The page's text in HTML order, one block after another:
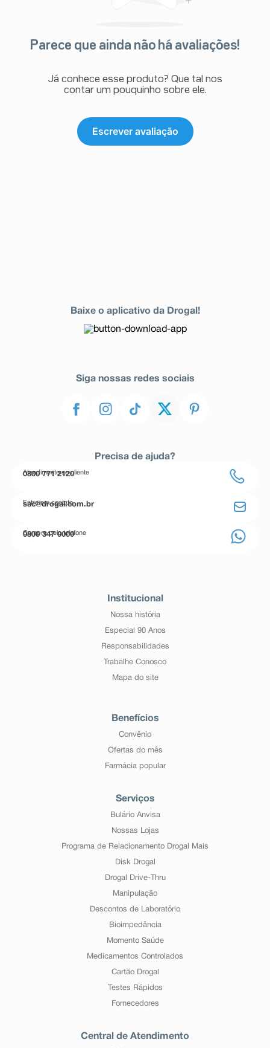
Parece que ainda não há avaliações!
Já conhece esse produto? Que tal nos
contar um pouquinho sobre ele.
Escrever avaliação
Baixe o aplicativo da Drogal!
Siga nossas redes sociais
Precisa de ajuda?
Atendimento ao cliente
0800 771 2120
Entre em contato
sac@drogal.com.br
Compre pelo telefone
0800 347 0000
Institucional
Nossa história
Especial 90 Anos
Responsabilidades
Trabalhe Conosco
Mapa do site
Benefícios
Convênio
Ofertas do mês
Farmácia popular
Serviços
Bulário Anvisa
Nossas Lojas
Programa de Relacionamento Drogal Mais
Disk Drogal
Drogal Drive-Thru
Manipulação
Descontos de Laboratório
Bioimpedância
Momento Saúde
Medicamentos Controlados
Cartão Drogal
Testes Rápidos
Fornecedores
Central de Atendimento